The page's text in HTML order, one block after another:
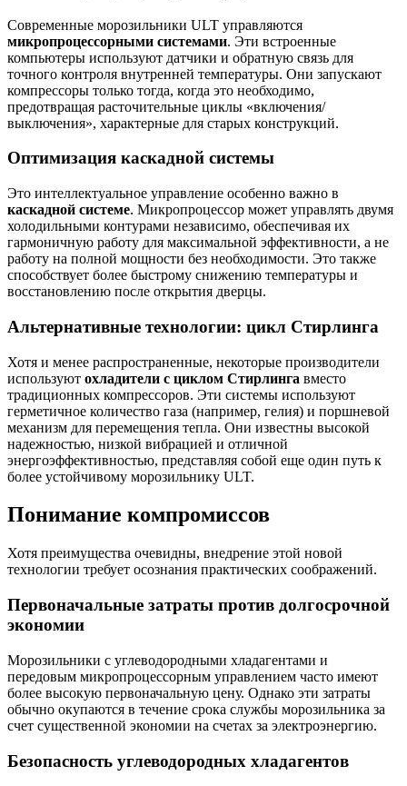
Современные морозильники ULT управляются
микропроцессорными системами. Эти встроенные
компьютеры используют датчики и обратную связь для
точного контроля внутренней температуры. Они запускают
компрессоры только тогда, когда это необходимо,
предотвращая расточительные циклы «включения/
выключения», характерные для старых конструкций.
Оптимизация каскадной системы
Это интеллектуальное управление особенно важно в
каскадной системе. Микропроцессор может управлять двумя
холодильными контурами независимо, обеспечивая их
гармоничную работу для максимальной эффективности, а не
работу на полной мощности без необходимости. Это также
способствует более быстрому снижению температуры и
восстановлению после открытия дверцы.
Альтернативные технологии: цикл Стирлинга
Хотя и менее распространенные, некоторые производители
используют охладители с циклом Стирлинга вместо
традиционных компрессоров. Эти системы используют
герметичное количество газа (например, гелия) и поршневой
механизм для перемещения тепла. Они известны высокой
надежностью, низкой вибрацией и отличной
энергоэффективностью, представляя собой еще один путь к
более устойчивому морозильнику ULT.
Понимание компромиссов
Хотя преимущества очевидны, внедрение этой новой
технологии требует осознания практических соображений.
Первоначальные затраты против долгосрочной
экономии
Морозильники с углеводородными хладагентами и
передовым микропроцессорным управлением часто имеют
более высокую первоначальную цену. Однако эти затраты
обычно окупаются в течение срока службы морозильника за
счет существенной экономии на счетах за электроэнергию.
Безопасность углеводородных хладагентов